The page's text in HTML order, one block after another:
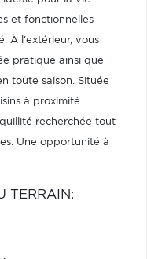
et fonctionnelles
À l'extérieur, vous
pratique ainsi que
toute saison. Située
à proximité
recherchée tout
Une opportunité à
TERRAIN: